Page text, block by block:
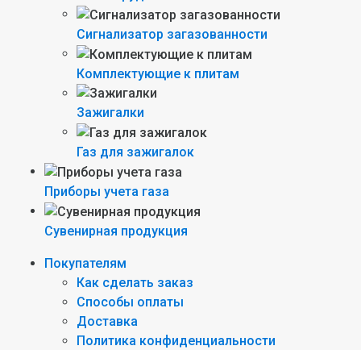
Сигнализатор загазованности
Комплектующие к плитам
Зажигалки
Газ для зажигалок
Приборы учета газа
Сувенирная продукция
Покупателям
Как сделать заказ
Способы оплаты
Доставка
Политика конфиденциальности